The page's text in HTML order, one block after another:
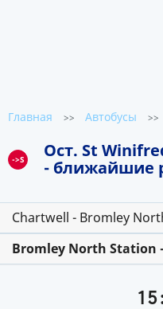
Главная >> Автобусы >>
->S
Ост. St
- ближайшие
Chartwell - Bromley
Bromley North Station